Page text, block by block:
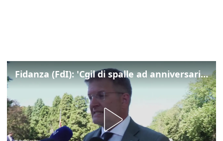
Fidanza (FdI): 'Cgil di spalle ad anniversario Marcinelle mentre La Russa leggeva Mattarella, si vergogni!'